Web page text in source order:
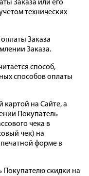
Заказа или его
технических
Заказа
Заказа.
способ,
способов оплаты
картой на Сайте, а
Покупатель
чека в
чек) на
форме в
Покупателю скидки на